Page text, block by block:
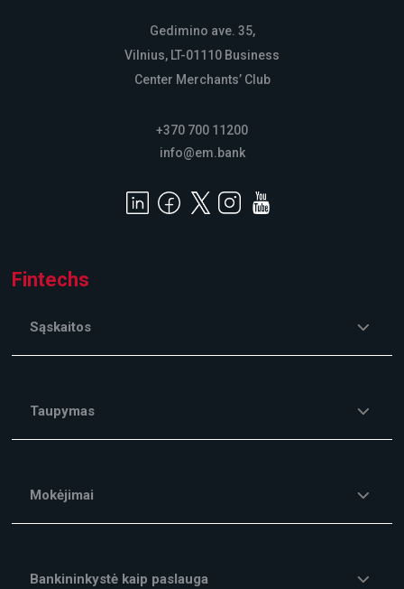
Gedimino ave. 35,
Vilnius, LT-01110 Business
Center Merchants’ Club
+370 700 11200
info@em.bank
Fintechs
Sąskaitos
Taupymas
Mokėjimai
Bankininkystė kaip paslauga